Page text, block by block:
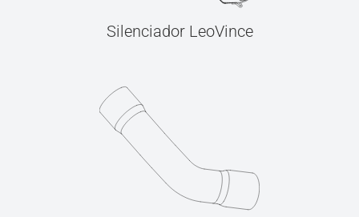
Silenciador LeoVince